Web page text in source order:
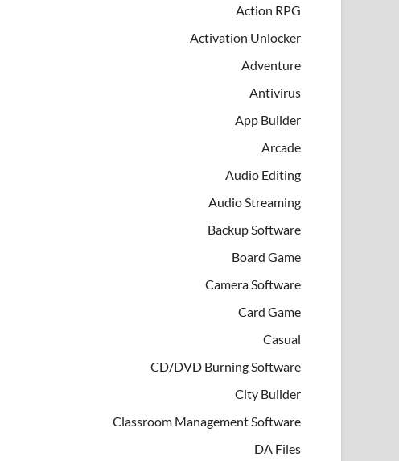
Action RPG
Activation Unlocker
Adventure
Antivirus
App Builder
Arcade
Audio Editing
Audio Streaming
Backup Software
Board Game
Camera Software
Card Game
Casual
CD/DVD Burning Software
City Builder
Classroom Management Software
DA Files